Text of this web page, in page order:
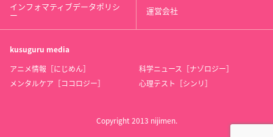
インフォマティブデータポリシ
ー 運営会社
kusuguru media
アニメ情報［にじめん］
科学ニュース［ナゾロジー］
メンタルケア［ココロジー］
心理テスト［シンリ］
Copyright 2013 nijimen.